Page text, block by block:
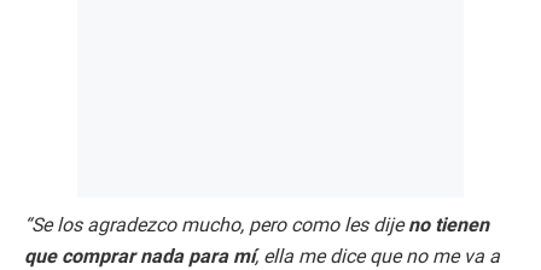
“Se los agradezco mucho, pero como les dijeno tienen
que comprar nada para mí, ella me dice que no me va a